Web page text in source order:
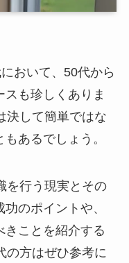
おいて、50代から
も珍しくありま
決して簡単ではな
あるでしょう。
を行う現実とその
のポイントや、
きことを紹介する
の方はぜひ参考に